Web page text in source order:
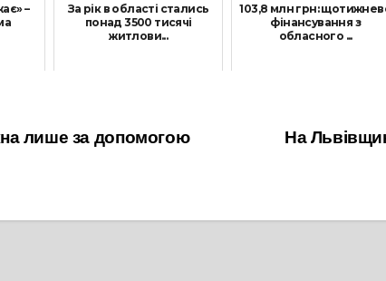
–
За рік в області стались
понад 3500 тисячі
житлови...
103,8 млн грн:
фінансування з
обласного ...
На
лише за допомогою